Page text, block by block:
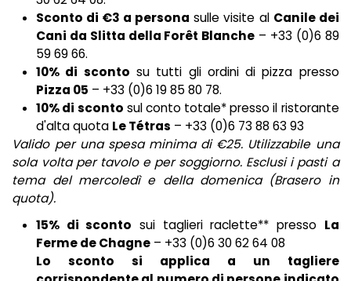
Sconto di €3 a persona sulle visite al Canile dei
Cani da Slitta della Forêt Blanche – +33 (0)6 89
59 69 66.
10% di sconto su tutti gli ordini di pizza presso
Pizza 05 – +33 (0)6 19 85 80 78.
10% di sconto sul conto totale* presso il ristorante
d'alta quota Le Tétras – +33 (0)6 73 88 63 93
Valido per una spesa minima di €25. Utilizzabile una
sola volta per tavolo e per soggiorno. Esclusi i pasti a
tema del mercoledì e della domenica (Brasero in
quota).
15% di sconto sui taglieri raclette** presso La
Ferme de Chagne – +33 (0)6 30 62 64 08
Lo sconto si applica a un tagliere